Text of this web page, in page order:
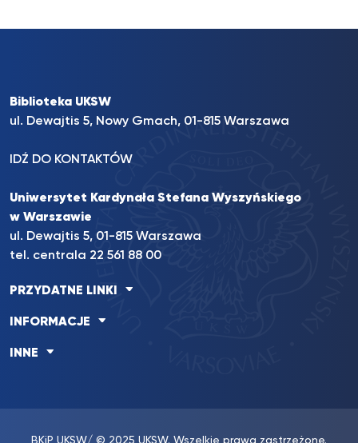
Biblioteka UKSW
ul. Dewajtis 5, Nowy Gmach, 01-815 Warszawa
IDŹ DO KONTAKTÓW
Uniwersytet Kardynała Stefana Wyszyńskiego
w Warszawie
ul. Dewajtis 5, 01-815 Warszawa
tel. centrala 22 561 88 00
PRZYDATNE LINKI
INFORMACJE
INNE
BKiP UKSW/ © 2025 UKSW. Wszelkie prawa zastrzeżone.